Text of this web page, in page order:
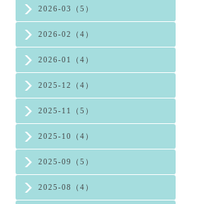
2026-03（5）
2026-02（4）
2026-01（4）
2025-12（4）
2025-11（5）
2025-10（4）
2025-09（5）
2025-08（4）